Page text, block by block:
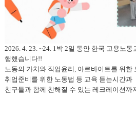
2026. 4. 23. ~24. 1박 2일 동안 한국 고용노
행했습니다!!
노동의 가치와 직업윤리, 아르바이트를 위한
취업준비를 위한 노동법 등 교육 듣는시간과
친구들과 함께 친해질 수 있는 레크레이션까